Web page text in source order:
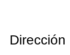
Dirección